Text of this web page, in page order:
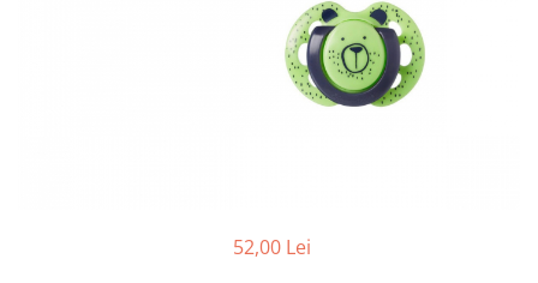
Sac de dormit nou nascut Swaddle
52,00 Lei